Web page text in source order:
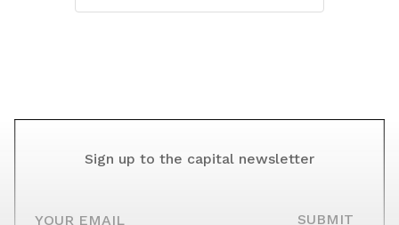
Sign up to the capital newsletter
SUBMIT